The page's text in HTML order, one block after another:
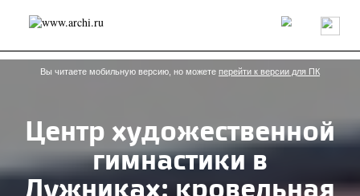
Россия Мир Технологии Интерьер Пресса
Архитекторы
Проекты
Конкурсы События Книги Вакансии
send.project Анонсы конкурсов
Блог
Журнал
Интервью Исследование
Мнение
Обзор
Объект
Результаты конкурса
Репортаж
Рецензия Архитектура
Выставка
Вы читаете мобильную версию, но можете перейти к версии для ПК
Центр художественной
гимнастики в
Лужниках: кровельная